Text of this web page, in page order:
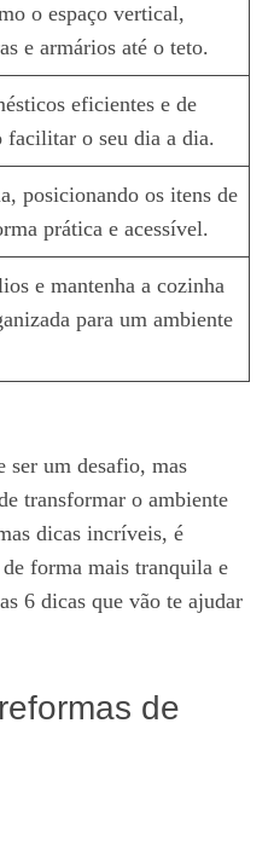
o espaço vertical,
e armários até o teto.
eficientes e de
facilitar o seu dia a dia.
posicionando os itens de
prática e acessível.
e mantenha a cozinha
para um ambiente
ser um desafio, mas
transformar o ambiente
dicas incríveis, é
forma mais tranquila e
6 dicas que vão te ajudar
de